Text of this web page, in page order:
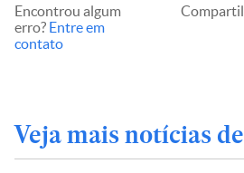
Encontrou algum
erro? Entre em
contato
Veja mais notícias